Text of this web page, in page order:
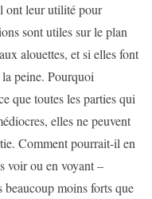
ont leur utilité pour
sont utiles sur le plan
alouettes, et si elles font
peine. Pourquoi
que toutes les parties qui
elles ne peuvent
Comment pourrait-il en
voir ou en voyant –
beaucoup moins forts que